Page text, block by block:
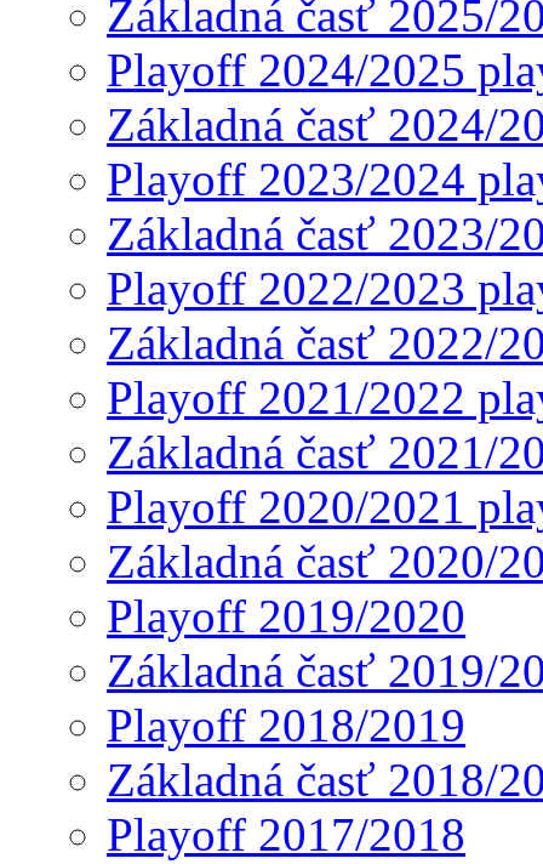
Základná časť 2025/
Playoff 2024/2025
Základná časť 2024/
Playoff 2023/2024
Základná časť 2023/
Playoff 2022/2023
Základná časť 2022/
Playoff 2021/2022
Základná časť 2021/
Playoff 2020/2021
Základná časť 2020/
Playoff 2019/2020
Základná časť 2019/
Playoff 2018/2019
Základná časť 2018/
Playoff 2017/2018